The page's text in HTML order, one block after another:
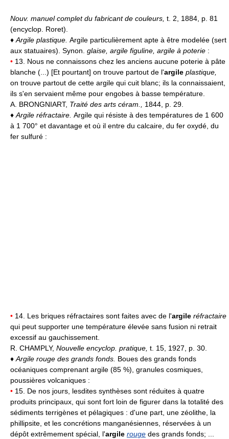
Nouv. manuel complet du fabricant de couleurs, t. 2, 1884, p. 81
(encyclop. Roret).
♦ Argile plastique. Argile particulièrement apte à être modelée (sert
aux statuaires). Synon. glaise, argile figuline, argile à poterie :
• 13. Nous ne connaissons chez les anciens aucune poterie à pâte
blanche (...) [Et pourtant] on trouve partout de l'argile plastique,
on trouve partout de cette argile qui cuit blanc; ils la connaissaient,
ils s'en servaient même pour engobes à basse température.
A. BRONGNIART, Traité des arts céram., 1844, p. 29.
♦ Argile réfractaire. Argile qui résiste à des températures de 1 600
à 1 700° et davantage et où il entre du calcaire, du fer oxydé, du
fer sulfuré :
• 14. Les briques réfractaires sont faites avec de l'argile réfractaire
qui peut supporter une température élevée sans fusion ni retrait
excessif au gauchissement.
R. CHAMPLY, Nouvelle encyclop. pratique, t. 15, 1927, p. 30.
♦ Argile rouge des grands fonds. Boues des grands fonds
océaniques comprenant argile (85 %), granules cosmiques,
poussières volcaniques :
• 15. De nos jours, lesdites synthèses sont réduites à quatre
produits principaux, qui sont fort loin de figurer dans la totalité des
sédiments terrigènes et pélagiques : d'une part, une zéolithe, la
phillipsite, et les concrétions manganésiennes, réservées à un
dépôt extrêmement spécial, l'argile rouge des grands fonds; ...